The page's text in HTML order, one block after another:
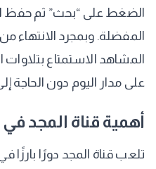
الضغط على “بحث” ثم حفظ
المفضلة. وبمجرد الانتهاء
المشاهد الاستمتاع بتلاوات
على مدار اليوم دون الحاجة
أهمية قناة المجد في
تلعب قناة المجد دورًا بارزًا